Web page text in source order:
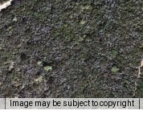
Image may be subject to copyright